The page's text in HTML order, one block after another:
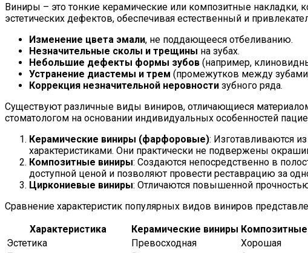
Виниры – это тонкие керамические или композитные накладки,
эстетических дефектов, обеспечивая естественный и
Изменение цвета эмали, не поддающееся отбеливанию.
Незначительные сколы и трещины на зубах.
Небольшие дефекты формы зубов (например,
Устранение диастемы и трем (промежутков между
Коррекция незначительной неровности зубного ряда.
Существуют различные виды виниров, отличающиеся
стоматологом на основании индивидуальных особенностей
Керамические виниры (фарфоровые): Изготавливаются
характеристиками. Они практически не подвержены
Композитные виниры: Создаются непосредственно в
доступной ценой и позволяют провести реставрацию за
Циркониевые виниры: Отличаются повышенной
Сравнение характеристик популярных видов виниров
Характеристика
Керамические виниры
Эстетика
Превосходная
Хорошая